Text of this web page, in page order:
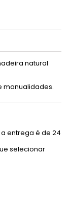
natural
manualidades.
entrega é de 24
selecionar